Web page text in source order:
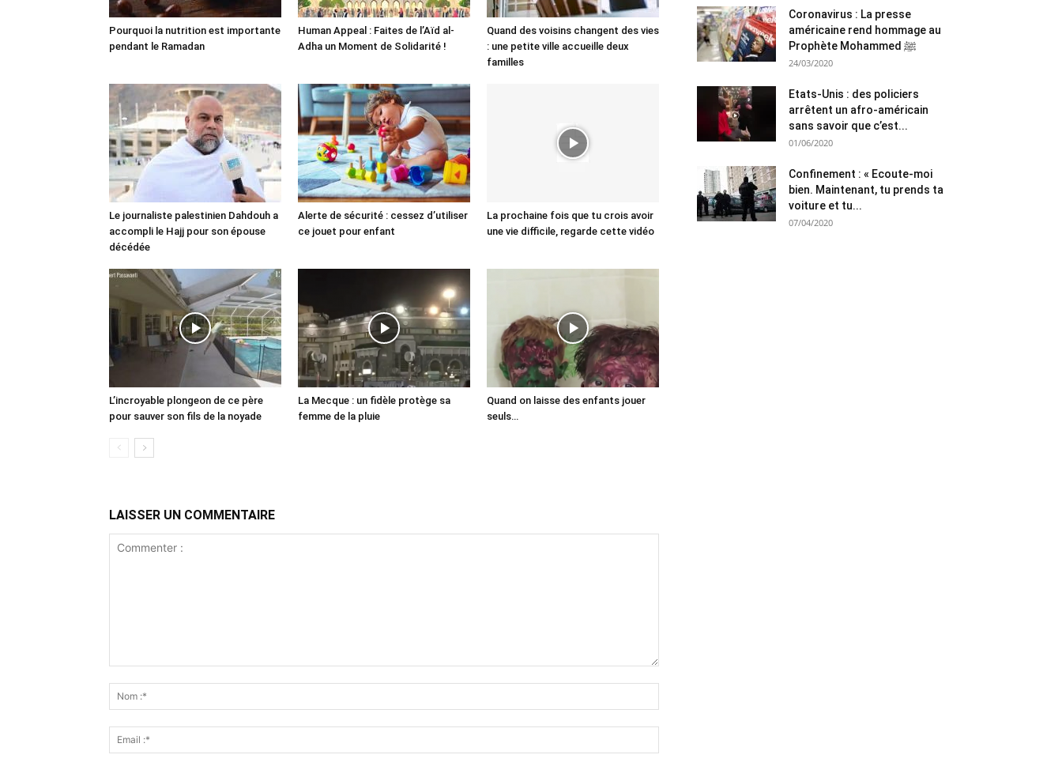
Pourquoi la nutrition est importante
pendant le Ramadan
Human Appeal : Faites de l’Aïd al-
Adha un Moment de Solidarité !
Quand des voisins changent des vies
: une petite ville accueille deux
familles
Le journaliste palestinien Dahdouh a
accompli le Hajj pour son épouse
décédée
Alerte de sécurité : cessez d’utiliser
ce jouet pour enfant
La prochaine fois que tu crois avoir
une vie difficile, regarde cette vidéo
L’incroyable plongeon de ce père
pour sauver son fils de la noyade
La Mecque : un fidèle protège sa
femme de la pluie
Quand on laisse des enfants jouer
seuls…
LAISSER UN COMMENTAIRE
Coronavirus : La presse
américaine rend hommage au
Prophète Mohammed ﷺ
24/03/2020
Etats-Unis : des policiers
arrêtent un afro-américain
sans savoir que c’est...
01/06/2020
Confinement : « Ecoute-moi
bien. Maintenant, tu prends ta
voiture et tu...
07/04/2020